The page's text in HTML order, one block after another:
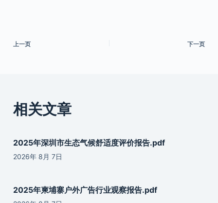
上一页 下一页
相关文章
2025年深圳市生态气候舒适度评价报告.pdf
2026年 8月 7日
2025年柬埔寨户外广告行业观察报告.pdf